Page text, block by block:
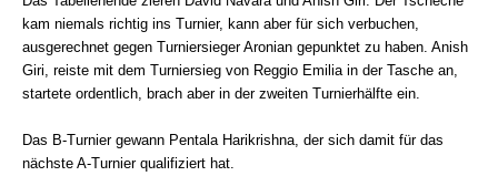
kam niemals richtig ins Turnier, kann aber für sich verbuchen,
ausgerechnet gegen Turniersieger Aronian gepunktet zu haben. Anish
Giri, reiste mit dem Turniersieg von Reggio Emilia in der Tasche an,
startete ordentlich, brach aber in der zweiten Turnierhälfte ein.
Das B-Turnier gewann Pentala Harikrishna, der sich damit für das
nächste A-Turnier qualifiziert hat.